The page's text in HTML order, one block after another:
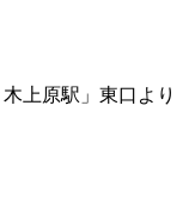
上原駅」東口より